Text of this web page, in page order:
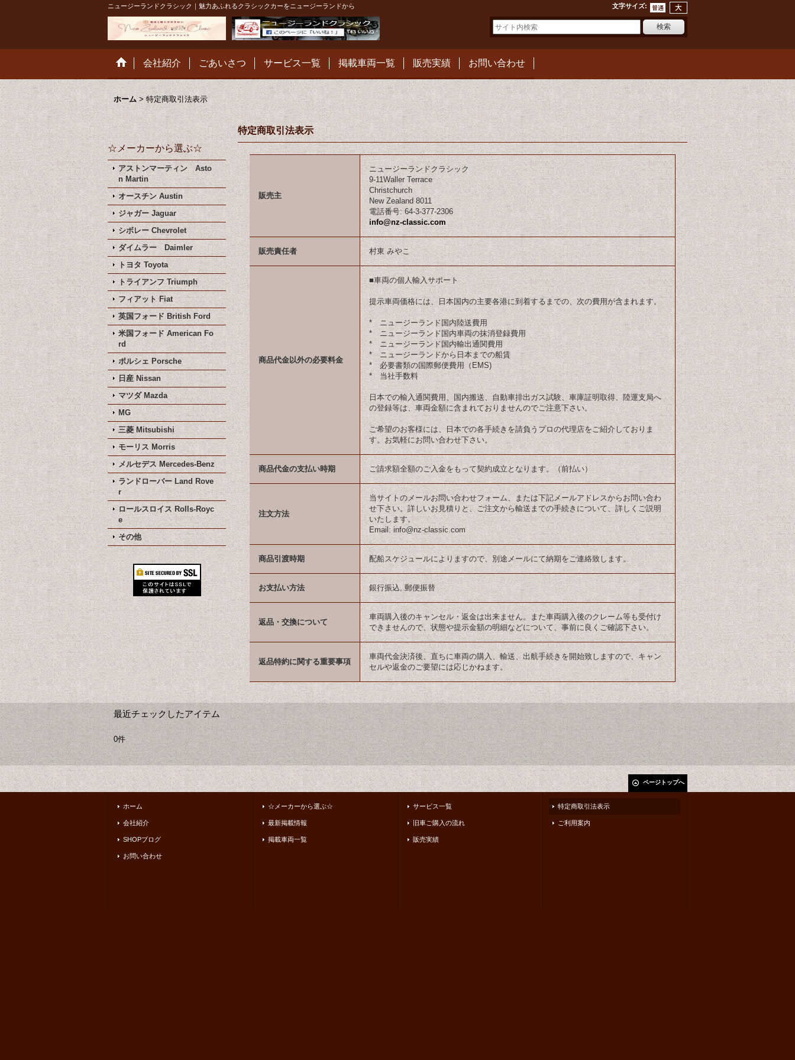
ニュージーランドクラシック｜魅力あふれるクラシックカーをニュージーランドから 文字サイズ:
会社紹介 ごあいさつ サービス一覧 掲載車両一覧 販売実績 お問い合わせ
ホーム > 特定商取引法表示
☆メーカーから選ぶ☆
アストンマーティン Asto
n Martin
オースチン Austin
ジャガー Jaguar
シボレー Chevrolet
ダイムラー Daimler
トヨタ Toyota
トライアンフ Triumph
フィアット Fiat
英国フォード British Ford
米国フォード American Fo
rd
ポルシェ Porsche
日産 Nissan
マツダ Mazda
MG
三菱 Mitsubishi
モーリス Morris
メルセデス Mercedes-Benz
ランドローバー Land Rove
r
ロールスロイス Rolls-Royc
e
その他
特定商取引法表示
販売主
ニュージーランドクラシック
9-11Waller Terrace
Christchurch
New Zealand 8011
電話番号: 64-3-377-2306
info@nz-classic.com
販売責任者 村東 みやこ
商品代金以外の必要料金
■車両の個人輸入サポート
提示車両価格には、日本国内の主要各港に到着するまでの、次の費用が含まれます。
* ニュージーランド国内陸送費用
* ニュージーランド国内車両の抹消登録費用
* ニュージーランド国内輸出通関費用
* ニュージーランドから日本までの船賃
* 必要書類の国際郵便費用（EMS)
* 当社手数料
日本での輸入通関費用、国内搬送、自動車排出ガス試験、車庫証明取得、陸運支局へ
の登録等は、車両金額に含まれておりませんのでご注意下さい。
ご希望のお客様には、日本での各手続きを請負うプロの代理店をご紹介しておりま
す。お気軽にお問い合わせ下さい。
商品代金の支払い時期 ご請求額全額のご入金をもって契約成立となります。（前払い）
注文方法
当サイトのメールお問い合わせフォーム、または下記メールアドレスからお問い合わ
せ下さい。詳しいお見積りと、ご注文から輸送までの手続きについて、詳しくご説明
いたします。
Email: info@nz-classic.com
商品引渡時期 配船スケジュールによりますので、別途メールにて納期をご連絡致します。
お支払い方法 銀行振込, 郵便振替
返品・交換について
車両購入後のキャンセル・返金は出来ません。また車両購入後のクレーム等も受付け
できませんので、状態や提示金額の明細などについて、事前に良くご確認下さい。
返品特約に関する重要事項
車両代金決済後、直ちに車両の購入、輸送、出航手続きを開始致しますので、キャン
セルや返金のご要望には応じかねます。
最近チェックしたアイテム
0件
ページトップへ
ホーム
会社紹介
SHOPブログ
お問い合わせ
☆メーカーから選ぶ☆
最新掲載情報
掲載車両一覧
サービス一覧
旧車ご購入の流れ
販売実績
特定商取引法表示
ご利用案内